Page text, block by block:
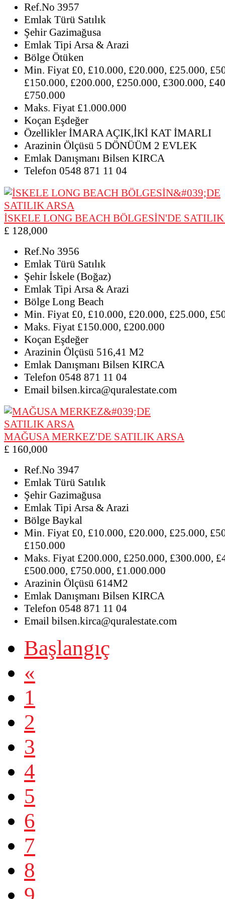
Ref.No 3957
Emlak Türü Satılık
Şehir Gazimağusa
Emlak TipiArsa & Arazi
Bölge Ötüken
Min. Fiyat £0, £10.000, £20.000, £25.000,
£150.000, £200.000, £250.000, £300.000,
£750.000
Maks. Fiyat £1.000.000
Koçan Eşdeğer
Özellikler İMARA AÇIK,İKİ KAT İMARLI
Arazinin Ölçüsü 5 DÖNÜÜM 2 EVLEK
Emlak Danışmanı Bilsen KIRCA
Telefon 0548 871 11 04
İSKELE LONG BEACH BÖLGESİN'DE
£ 128,000
Ref.No 3956
Emlak Türü Satılık
Şehir İskele (Boğaz)
Emlak Tipi Arsa & Arazi
Bölge Long Beach
Min. Fiyat £0, £10.000, £20.000, £25.000,
Maks. Fiyat £150.000, £200.000
Koçan Eşdeğer
Arazinin Ölçüsü 516,41 M2
Emlak Danışmanı Bilsen KIRCA
Telefon 0548 871 11 04
Email bilsen.kirca@quralestate.com
MAĞUSA MERKEZ'DE SATILIK ARSA
£ 160,000
Ref.No 3947
Emlak Türü Satılık
Şehir Gazimağusa
Emlak TipiArsa & Arazi
Bölge Baykal
Min. Fiyat £0, £10.000, £20.000, £25.000,
£150.000
Maks. Fiyat £200.000, £250.000, £300.000,
£500.000, £750.000, £1.000.000
Arazinin Ölçüsü 614M2
Emlak Danışmanı Bilsen KIRCA
Telefon 0548 871 11 04
Email bilsen.kirca@quralestate.com
Başlangıç
«
1
2
3
4
5
6
7
8